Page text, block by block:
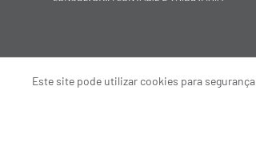
Este site pode utilizar cookies para